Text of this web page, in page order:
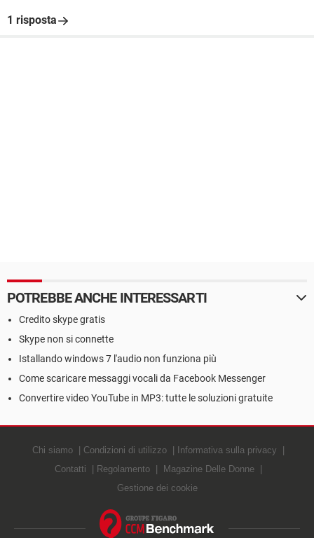
1 risposta
POTREBBE ANCHE INTERESSARTI
Credito skype gratis
Skype non si connette
Istallando windows 7 l'audio non funziona più
Come scaricare messaggi vocali da Facebook Messenger
Convertire video YouTube in MP3: tutte le soluzioni gratuite
Chi siamo Condizioni di utilizzo
Informativa sulla privacy
Contatti
Regolamento
Magazine Delle Donne
Gestione dei cookie